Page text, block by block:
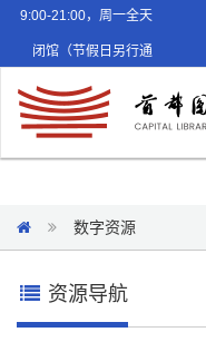
9:00-21:00，周一全天
闭馆（节假日另行通
数字资源
资源导航